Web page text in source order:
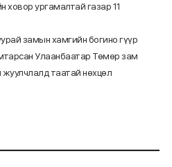
ховор ургамалтай газар 11
замын хамгийн богино гүүр
Улаанбаатар Төмөр зам
жуулчлалд таатай нөхцөл